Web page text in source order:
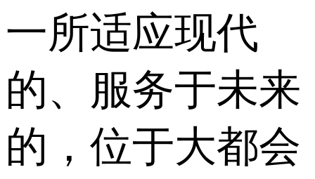
一所适应现代
的、服务于未来
的，位于大都会